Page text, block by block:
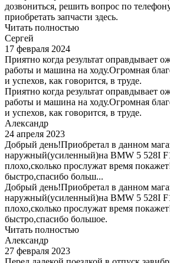
дозвониться, решить вопрос по
приобретать запчасти здесь.
Читать полностью
Сергей
17 февраля 2024
Приятно когда результат оправдывает
работы и машина на ходу.Огромная
и успехов, как говорится, в труде.
Приятно когда результат оправдывает
работы и машина на ходу.Огромная
и успехов, как говорится, в труде.
Александр
24 апреля 2023
Добрый день!Приобретал в данном
наружный(усиленный)на BMW 5 528I
плохо,сколько прослужат время
быстро,спасибо больш...
Добрый день!Приобретал в данном
наружный(усиленный)на BMW 5 528I
плохо,сколько прослужат время
быстро,спасибо большое.
Читать полностью
Александр
27 февраля 2023